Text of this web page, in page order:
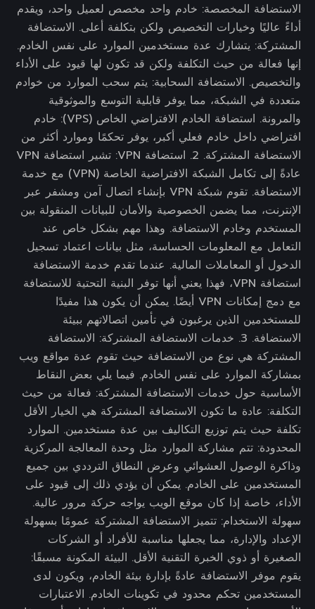
الاستضافة المخصصة: خادم واحد مخصص لعميل واحد، ويقدم
أداءً عاليًا وخيارات التخصيص ولكن بتكلفة أعلى. الاستضافة
المشتركة: يتشارك عدة مستخدمين الموارد على نفس الخادم.
إنها فعالة من حيث التكلفة ولكن قد تكون لها قيود على الأداء
والتخصيص. الاستضافة السحابية: يتم سحب الموارد من خوادم
متعددة في الشبكة، مما يوفر قابلية التوسع والموثوقية
والمرونة. استضافة الخادم الافتراضي الخاص (VPS): خادم
افتراضي داخل خادم فعلي أكبر، يوفر تحكمًا وموارد أكثر من
الاستضافة المشتركة. 2. استضافة VPN: تشير استضافة VPN
عادةً إلى تكامل الشبكة الافتراضية الخاصة (VPN) مع خدمة
الاستضافة. تقوم شبكة VPN بإنشاء اتصال آمن ومشفر عبر
الإنترنت، مما يضمن الخصوصية والأمان للبيانات المنقولة بين
المستخدم وخادم الاستضافة. وهذا مهم بشكل خاص عند
التعامل مع المعلومات الحساسة، مثل بيانات اعتماد تسجيل
الدخول أو المعاملات المالية. عندما تقدم خدمة الاستضافة
استضافة VPN، فهذا يعني أنها توفر البنية التحتية للاستضافة
مع دمج إمكانات VPN أيضًا. يمكن أن يكون هذا مفيدًا
للمستخدمين الذين يرغبون في تأمين اتصالاتهم ببيئة
الاستضافة. 3. خدمات الاستضافة المشتركة: الاستضافة
المشتركة هي نوع من الاستضافة حيث تقوم عدة مواقع ويب
بمشاركة الموارد على نفس الخادم. فيما يلي بعض النقاط
الأساسية حول خدمات الاستضافة المشتركة: فعالة من حيث
التكلفة: عادة ما تكون الاستضافة المشتركة هي الخيار الأقل
تكلفة حيث يتم توزيع التكاليف بين عدة مستخدمين. الموارد
المحدودة: تتم مشاركة الموارد مثل وحدة المعالجة المركزية
وذاكرة الوصول العشوائي وعرض النطاق الترددي بين جميع
المستخدمين على الخادم. يمكن أن يؤدي ذلك إلى قيود على
الأداء، خاصة إذا كان موقع الويب يواجه حركة مرور عالية.
سهولة الاستخدام: تتميز الاستضافة المشتركة عمومًا بسهولة
الإعداد والإدارة، مما يجعلها مناسبة للأفراد أو الشركات
الصغيرة أو ذوي الخبرة التقنية الأقل. البيئة المكونة مسبقًا:
يقوم موفر الاستضافة عادةً بإدارة بيئة الخادم، ويكون لدى
المستخدمين تحكم محدود في تكوينات الخادم. الاعتبارات